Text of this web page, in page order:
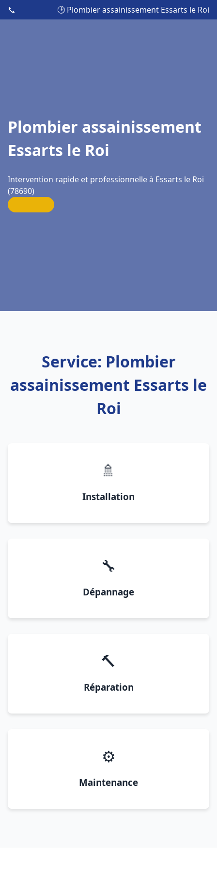
📞 🕒 Plombier assainissement Essarts le Roi
Plombier assainissement
Essarts le Roi
Intervention rapide et professionnelle à Essarts le Roi
(78690)
Service: Plombier
assainissement Essarts le
Roi
🚿
Installation
🔧
Dépannage
🔨
Réparation
⚙️
Maintenance